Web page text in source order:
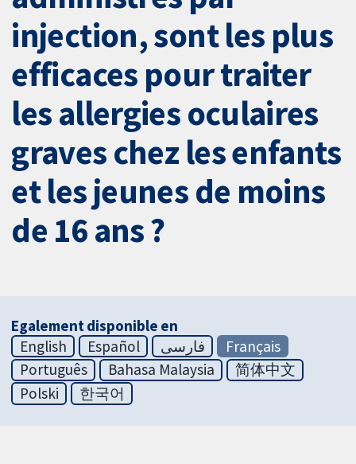
injection, sont les plus
efficaces pour traiter
les allergies oculaires
graves chez les enfants
et les jeunes de moins
de 16 ans ?
Egalement disponible en
English
Español فارسی
Français
Português
Bahasa Malaysia
简体中文
Polski
한국어